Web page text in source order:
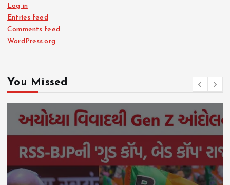
Log in
Entries feed
Comments feed
WordPress.org
You Missed